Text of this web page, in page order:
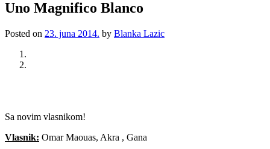
Uno Magnifico Blanco
Posted on 23. juna 2014. by Blanka Lazic
Sa novim vlasnikom!
Vlasnik: Omar Maouas, Akra , Gana